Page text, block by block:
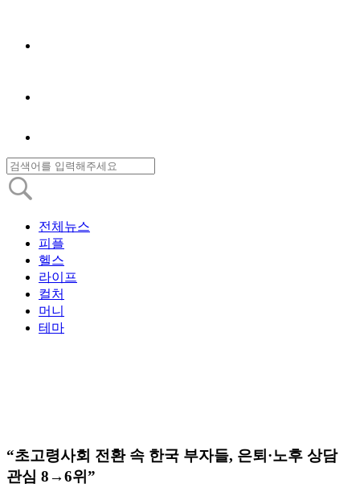
전체뉴스
피플
헬스
라이프
컬처
머니
테마
“초고령사회 전환 속 한국 부자들, 은퇴·노후 상담
관심 8→6위”